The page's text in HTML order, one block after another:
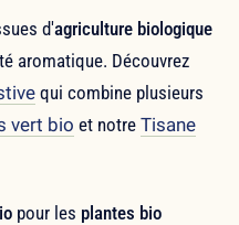
d'agriculture biologique
aromatique. Découvrez
qui combine plusieurs
vert bio et notre Tisane
pour les plantes bio